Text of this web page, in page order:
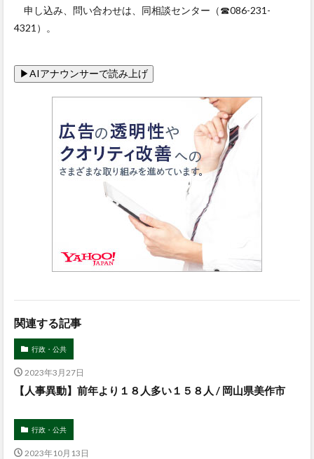
申し込み、問い合わせは、同相談センター（☎086-231-
4321）。
関連する記事
行政・公共
2023年3月27日
【人事異動】前年より１８人多い１５８人 / 岡山県美作市
行政・公共
2023年10月13日